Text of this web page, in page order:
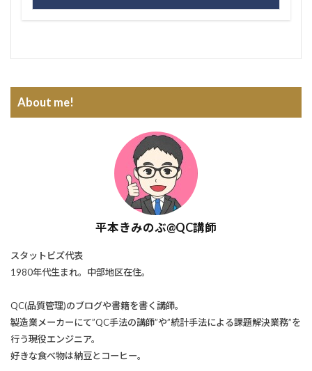
About me!
平本きみのぶ@QC講師
スタットビズ代表
1980年代生まれ。中部地区在住。
QC(品質管理)のブログや書籍を書く講師。
製造業メーカーにて”QC手法の講師”や”統計手法による課題解決業務”を
行う現役エンジニア。
好きな食べ物は納豆とコーヒー。